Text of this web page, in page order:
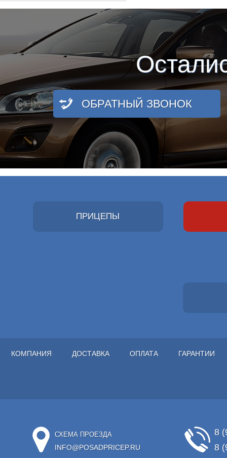
ОБРАТНЫЙ ЗВОНОК
ПРИЦЕПЫ
КОМПАНИЯ ДОСТАВКА ОПЛАТА ГАРАНТИИ
СХЕМА ПРОЕЗДА
INFO@POSADPRICEP.RU
8
8